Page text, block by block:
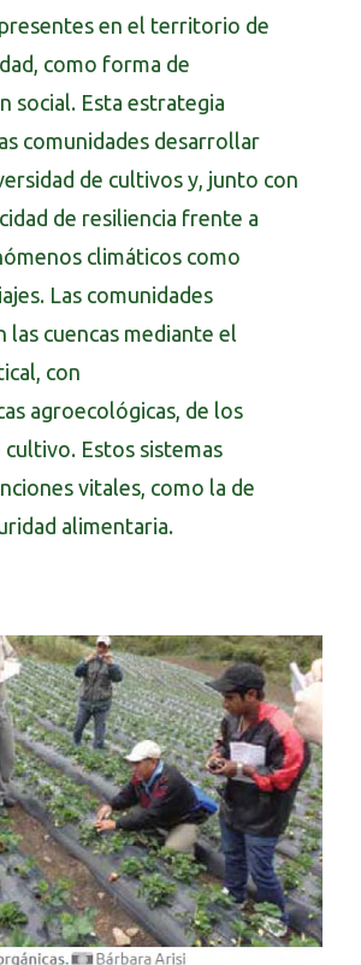
en el territorio de
como forma de
social. Esta estrategia
comunidades desarrollar
de cultivos y, junto con
de resiliencia frente a
climáticos como
Las comunidades
las cuencas mediante el
con
agroecológicas, de los
cultivo. Estos sistemas
vitales, como la de
alimentaria.